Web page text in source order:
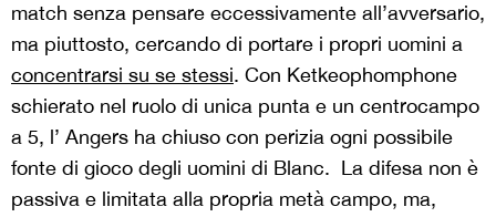
match senza pensare eccessivamente all’avversario,
ma piuttosto, cercando di portare i propri uomini a
concentrarsi su se stessi. Con Ketkeophomphone
schierato nel ruolo di unica punta e un centrocampo
a 5, l’ Angers ha chiuso con perizia ogni possibile
fonte di gioco degli uomini di Blanc. La difesa non è
passiva e limitata alla propria metà campo, ma,